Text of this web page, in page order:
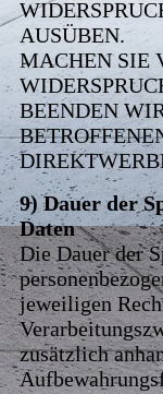
AUSÜBEN.
MACHEN SIE
BEENDEN
9) Dauer der
Daten
Die Dauer der
jeweiligen
zusätzlich